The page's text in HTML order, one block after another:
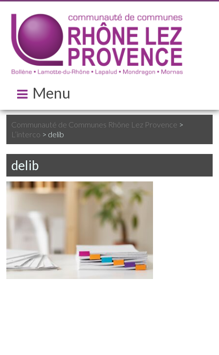
Menu
Communauté de Communes Rhône Lez Provence >
L’interco > delib
delib